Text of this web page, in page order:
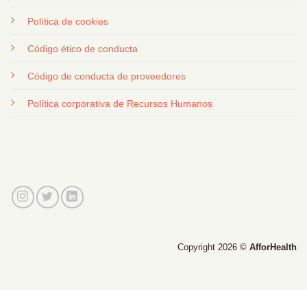
Política de cookies
Código ético de conducta
Código de conducta de proveedores
Política corporativa de Recursos Humanos
Copyright 2026 © AfforHealth